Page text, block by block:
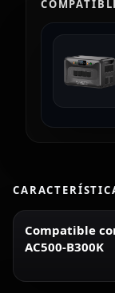
Compatible
AC500-B300K